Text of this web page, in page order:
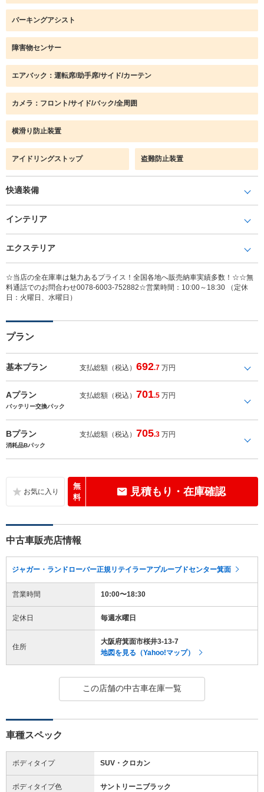
パーキングアシスト
障害物センサー
エアバック：運転席/助手席/サイド/カーテン
カメラ：フロント/サイド/バック/全周囲
横滑り防止装置
アイドリングストップ 盗難防止装置
快適装備
インテリア
エクステリア
☆当店の全在庫車は魅力あるプライス！全国各地へ販売納車実績多数！☆☆無
料通話でのお問合わせ0078‐6003-752882☆営業時間：10:00～18:30 （定休
日：火曜日、水曜日）
プラン
基本プラン 支払総額（税込）692.7 万円
Aプラン 支払総額（税込） 701.5 万円
バッテリー交換パック
Bプラン 支払総額（税込） 705.3 万円
消耗品Bパック
無
料
見積もり・在庫確認
中古車販売店情報
ジャガー・ランドローバー正規リテイラーアプルーブドセンター箕面
営業時間 10:00〜18:30
定休日 毎週水曜日
住所
大阪府箕面市桜井3-13-7
地図を見る（Yahoo!マップ）
この店舗の中古車在庫一覧
車種スペック
ボディタイプ SUV・クロカン
ボディタイプ色 サントリーニブラック